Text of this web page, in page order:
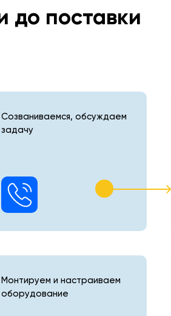
до поставки
Созваниваемся, обсуждаем
задачу
Монтируем и настраиваем
оборудование